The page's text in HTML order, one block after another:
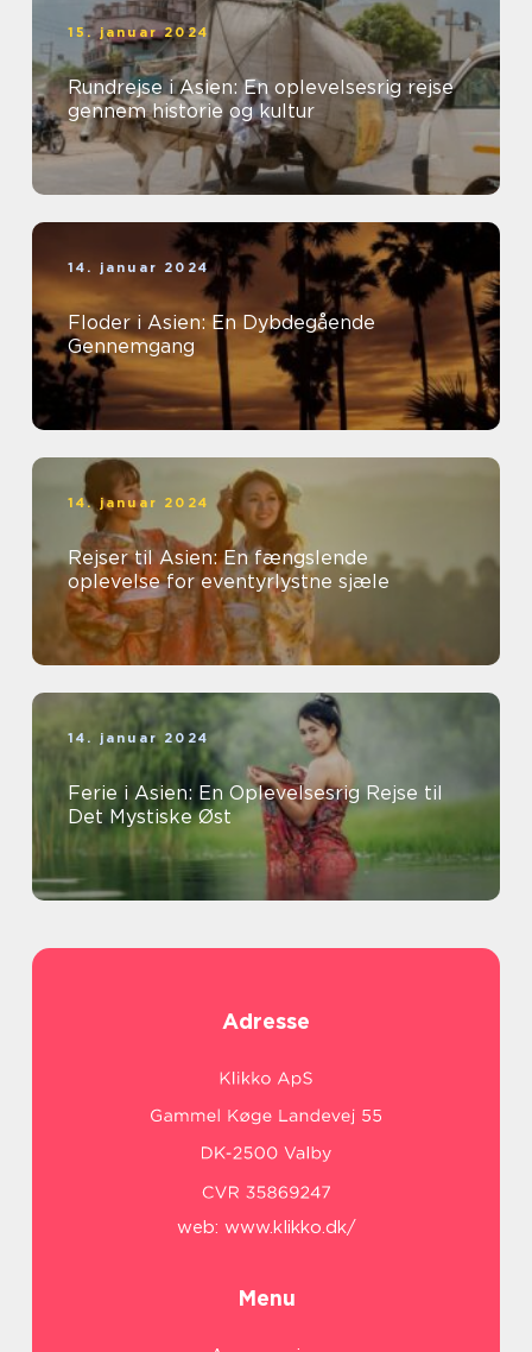
15. januar 2024
Rundrejse i Asien: En oplevelsesrig rejse
gennem historie og kultur
14. januar 2024
Floder i Asien: En Dybdegående
Gennemgang
14. januar 2024
Rejser til Asien: En fængslende
oplevelse for eventyrlystne sjæle
14. januar 2024
Ferie i Asien: En Oplevelsesrig Rejse til
Det Mystiske Øst
Adresse
web: www.klikko.dk/
Menu